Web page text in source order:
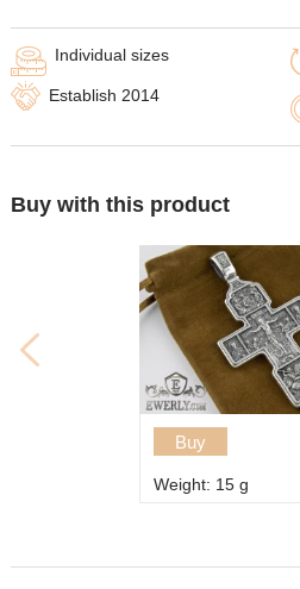
Individual sizes
Establish 2014
Buy with this product
Buy
Weight: 15 g